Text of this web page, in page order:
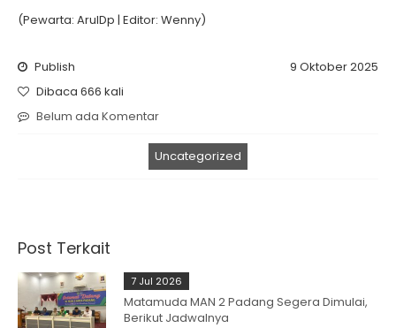
(Pewarta: ArulDp | Editor: Wenny)
Publish
9 Oktober 2025
Dibaca 666 kali
Belum ada Komentar
Uncategorized
Post Terkait
7 Jul 2026
Matamuda MAN 2 Padang Segera Dimulai,
Berikut Jadwalnya